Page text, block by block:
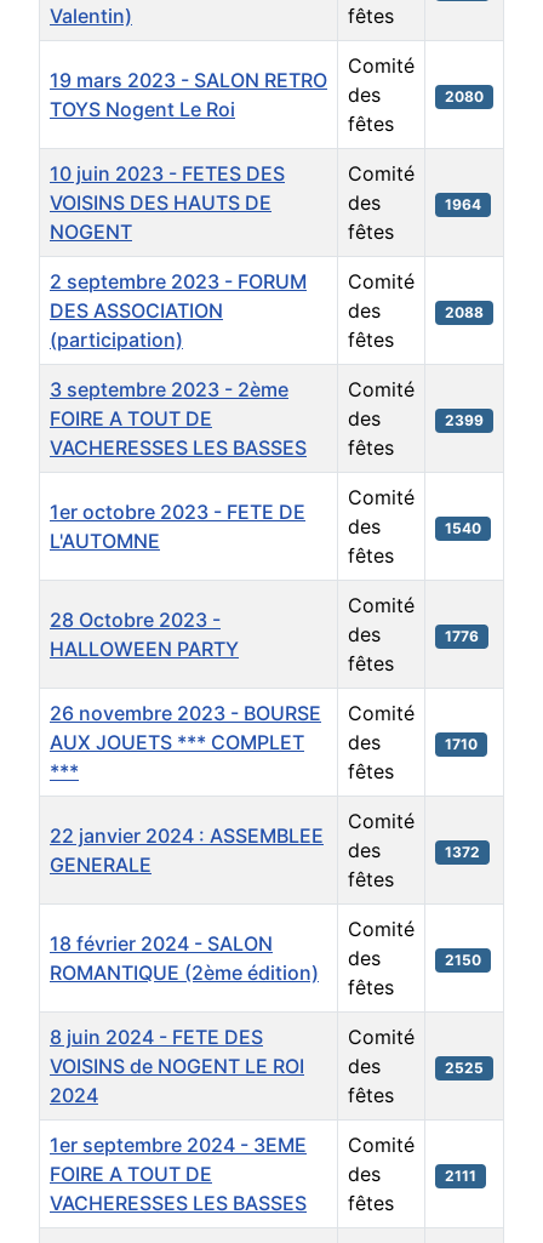
Valentin)
fêtes
19 mars 2023 - SALON RETRO
TOYS Nogent Le Roi
Comité
des
fêtes
2080
10 juin 2023 - FETES DES
VOISINS DES HAUTS DE
NOGENT
Comité
des
fêtes
1964
2 septembre 2023 - FORUM
DES ASSOCIATION
(participation)
Comité
des
fêtes
2088
3 septembre 2023 - 2ème
FOIRE A TOUT DE
VACHERESSES LES BASSES
Comité
des
fêtes
2399
1er octobre 2023 - FETE DE
L'AUTOMNE
Comité
des
fêtes
1540
28 Octobre 2023 -
HALLOWEEN PARTY
Comité
des
fêtes
1776
26 novembre 2023 - BOURSE
AUX JOUETS *** COMPLET
***
Comité
des
fêtes
1710
22 janvier 2024 : ASSEMBLEE
GENERALE
Comité
des
fêtes
1372
18 février 2024 - SALON
ROMANTIQUE (2ème édition)
Comité
des
fêtes
2150
8 juin 2024 - FETE DES
VOISINS de NOGENT LE ROI
2024
Comité
des
fêtes
2525
1er septembre 2024 - 3EME
FOIRE A TOUT DE
VACHERESSES LES BASSES
Comité
des
fêtes
2111